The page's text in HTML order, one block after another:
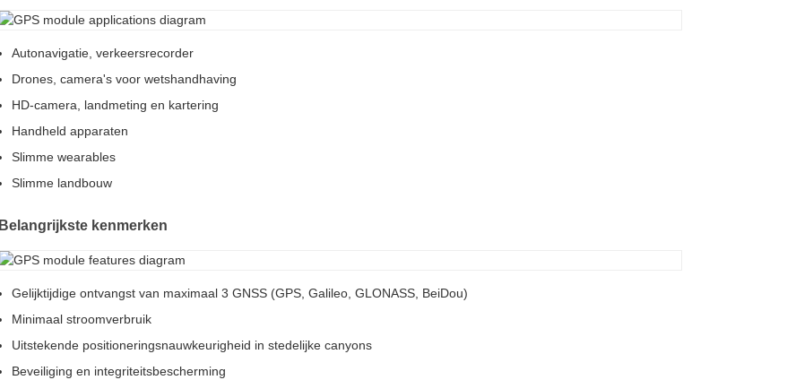
Autonavigatie, verkeersrecorder
Drones, camera's voor wetshandhaving
HD-camera, landmeting en kartering
Handheld apparaten
Slimme wearables
Slimme landbouw
Belangrijkste kenmerken
Gelijktijdige ontvangst van maximaal 3 GNSS (GPS, Galileo, GLONASS, BeiDou)
Minimaal stroomverbruik
Uitstekende positioneringsnauwkeurigheid in stedelijke canyons
Beveiliging en integriteitsbescherming